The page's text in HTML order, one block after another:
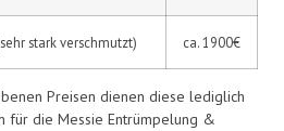
stark verschmutzt) ca. 1900€
Preisen dienen diese lediglich
für die Messie Entrümpelung &